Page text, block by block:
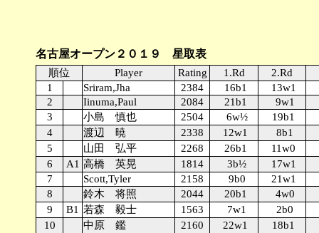
名古屋オープン２０１９ 星取表
順位 Player Rating 1.Rd
2.Rd
1
Sriram,Jha 2384 16b1
13w1
2
Iinuma,Paul 2084 21b1
9w1
3
小島 慎也 2504 6w½
19b1
4
渡辺 暁 2338 12w1
8b1
5
山田 弘平 2268 26b1
11w0
6
A1 高橋 英晃 1814 3b½
17w1
7
Scott,Tyler 2158 9b0
21w1
8
鈴木 将照 2044 20b1
4w0
9
B1 若森 毅士 1563 7w1 2b0
10
中原 鑑 2160 22w1
18b1